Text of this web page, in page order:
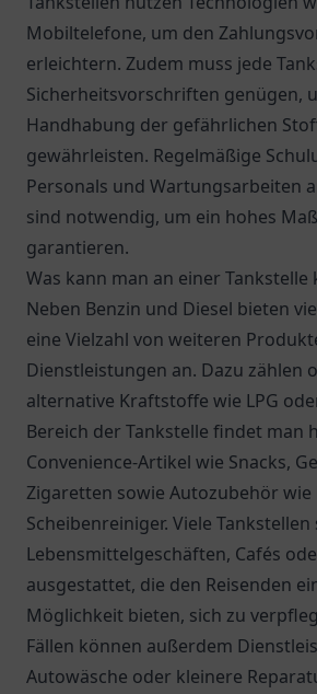
Mobiltelefone, um den
erleichtern. Zudem muss jede
Sicherheitsvorschriften genügen,
Handhabung der gefährlichen
gewährleisten. Regelmäßige
Personals und Wartungsarbeiten
sind notwendig, um ein hohes
garantieren.
Was kann man an einer Tankstelle
Neben Benzin und Diesel bieten
eine Vielzahl von weiteren
Dienstleistungen an. Dazu zählen
alternative Kraftstoffe wie LPG
Bereich der Tankstelle findet man
Convenience-Artikel wie Snacks,
Zigaretten sowie Autozubehör
Scheibenreiniger. Viele
Lebensmittelgeschäften, Cafés
ausgestattet, die den Reisenden
Möglichkeit bieten, sich zu
Fällen können außerdem
Autowäsche oder kleinere